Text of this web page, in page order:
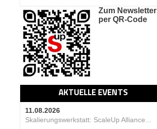
Zum Newsletter
per QR-Code
AKTUELLE EVENTS
11.08.2026
Skalierungswerkstatt: ScaleUp Alliance...